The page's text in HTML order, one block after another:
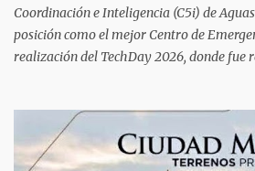
Coordinación e Inteligencia (C5i) de
posición como el mejor Centro de
realización del TechDay 2026, donde fue
seguridad pública y la atención de
reunió a autoridades, especialistas
representantes de instituciones de